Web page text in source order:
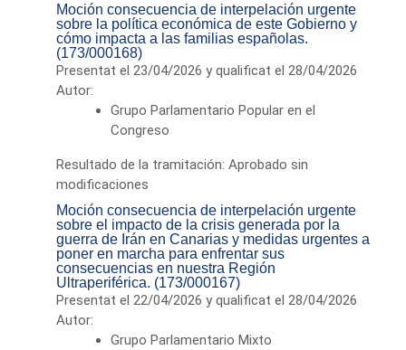
Moción consecuencia de interpelación urgente
sobre la política económica de este Gobierno y
cómo impacta a las familias españolas.
(173/000168)
Presentat el 23/04/2026 y qualificat el 28/04/2026
Autor:
Grupo Parlamentario Popular en el
Congreso
Resultado de la tramitación: Aprobado sin
modificaciones
Moción consecuencia de interpelación urgente
sobre el impacto de la crisis generada por la
guerra de Irán en Canarias y medidas urgentes a
poner en marcha para enfrentar sus
consecuencias en nuestra Región
Ultraperiférica. (173/000167)
Presentat el 22/04/2026 y qualificat el 28/04/2026
Autor:
Grupo Parlamentario Mixto